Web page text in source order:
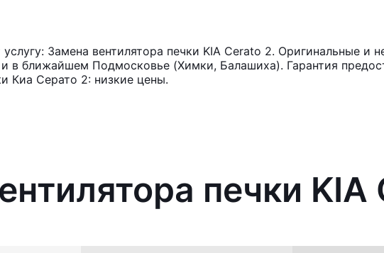
Замена вентилятора печки KIA Cerato 2. Оригинальные и
в ближайшем Подмосковье (Химки, Балашиха). Гарантия
Киа Серато 2: низкие цены.
печки KIA